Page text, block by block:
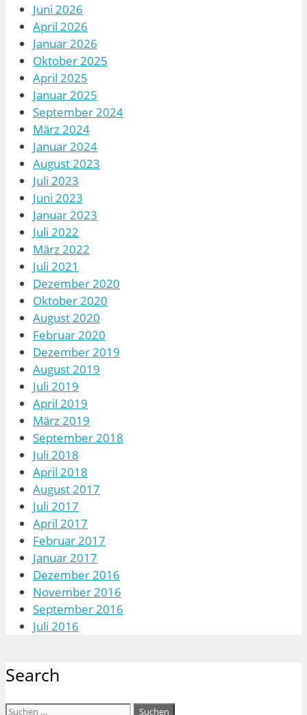
Juni 2026
April 2026
Januar 2026
Oktober 2025
April 2025
Januar 2025
September 2024
März 2024
Januar 2024
August 2023
Juli 2023
Juni 2023
Januar 2023
Juli 2022
März 2022
Juli 2021
Dezember 2020
Oktober 2020
August 2020
Februar 2020
Dezember 2019
August 2019
Juli 2019
April 2019
März 2019
September 2018
Juli 2018
April 2018
August 2017
Juli 2017
April 2017
Februar 2017
Januar 2017
Dezember 2016
November 2016
September 2016
Juli 2016
Search
Suchen